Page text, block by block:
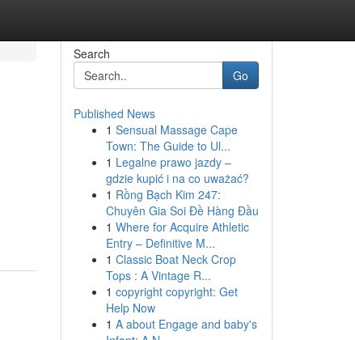
Search
Go
Published News
1 Sensual Massage Cape
Town: The Guide to Ul...
1 Legalne prawo jazdy –
gdzie kupić i na co uważać?
1 Rồng Bạch Kim 247:
Chuyên Gia Soi Đề Hàng Đầu
1 Where for Acquire Athletic
Entry – Definitive M...
1 Classic Boat Neck Crop
Tops : A Vintage R...
1 copyright copyright: Get
Help Now
1 A about Engage and baby's